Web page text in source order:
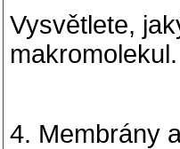
Vysvětlete,
makromolekul.
4. Membrány